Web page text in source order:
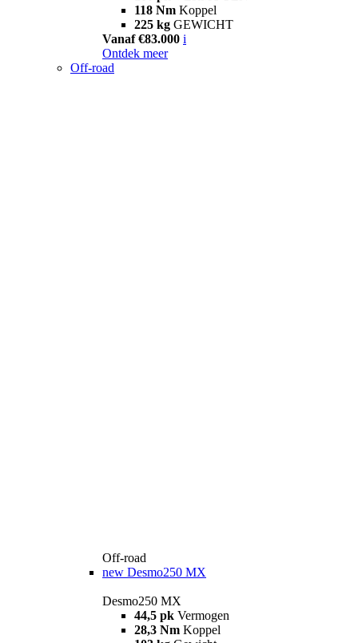
118 Nm Koppel
225 kg GEWICHT
Vanaf €83.000 i
Ontdek meer
Off-road
Off-road
new Desmo250 MX
Desmo250 MX
44,5 pk Vermogen
28,3 Nm Koppel